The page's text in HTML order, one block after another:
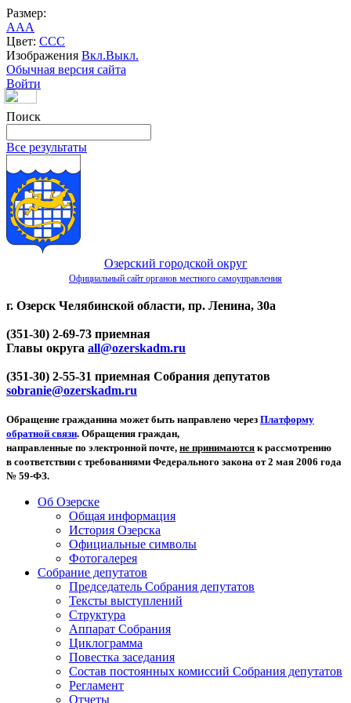
Размер:
AAA
Цвет: CCC
Изображения Вкл.Выкл.
Обычная версия сайта
Войти
Поиск
Все результаты
Озерский городской округ
Официальный сайт органов местного самоуправления
г. Озерск Челябинской области, пр. Ленина, 30а
(351-30) 2-69-73 приемная
Главы округа all@ozerskadm.ru
(351-30) 2-55-31 приемная Собрания депутатов
sobranie@ozerskadm.ru
Обращение гражданина может быть направлено через Платформу
обратной связи. Обращения граждан,
направленные по электронной почте, не принимаются к рассмотрению
в соответствии с требованиями Федерального закона от 2 мая 2006 года
№ 59-ФЗ.
Об Озерске
Общая информация
История Озерска
Официальные символы
Фотогалерея
Собрание депутатов
Председатель Собрания депутатов
Тексты выступлений
Структура
Аппарат Собрания
Циклограмма
Повестка заседания
Состав постоянных комиссий Собрания депутатов
Регламент
Отчеты